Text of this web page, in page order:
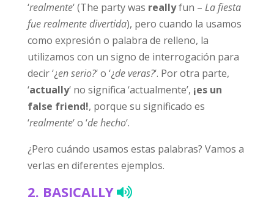
‘realmente‘ (The party was reallyfun – La fiesta
fue realmente divertida), pero cuando la usamos
como expresión o palabra de relleno, la
utilizamos con un signo de interrogación para
decir ‘¿en serio?‘ o ‘¿de veras?‘. Por otra parte,
‘actually‘ no significa ‘actualmente’, ¡es un
false friend!, porque su significado es
‘realmente‘ o ‘de hecho‘.
¿Pero cuándo usamos estas palabras? Vamos a
verlas en diferentes ejemplos.
2. BASICALLY